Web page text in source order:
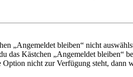
„Angemeldet bleiben“ nicht
das Kästchen „Angemeldet
Option nicht zur Verfügung steht,